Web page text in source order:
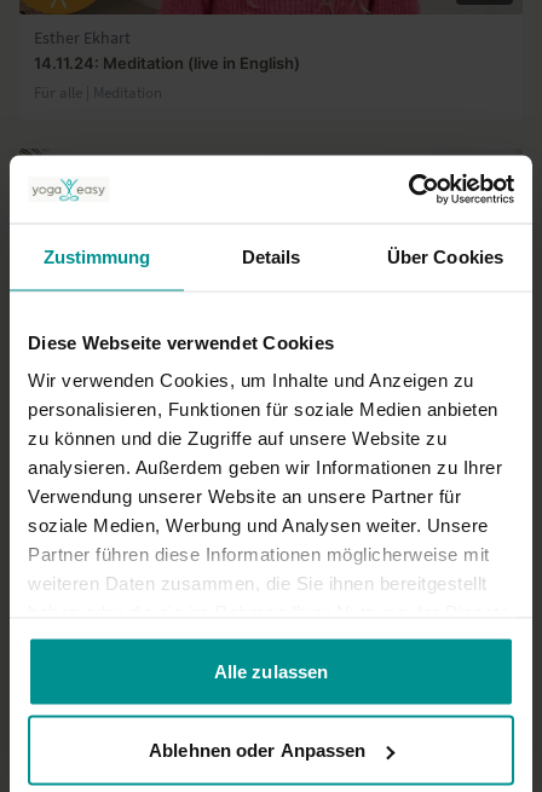
Zustimmung Details Über Cookies
Diese Webseite verwendet Cookies
Wir verwenden Cookies, um Inhalte und Anzeigen zu
personalisieren, Funktionen für soziale Medien anbieten
zu können und die Zugriffe auf unsere Website zu
analysieren. Außerdem geben wir Informationen zu Ihrer
Verwendung unserer Website an unsere Partner für
soziale Medien, Werbung und Analysen weiter. Unsere
Partner führen diese Informationen möglicherweise mit
weiteren Daten zusammen, die Sie ihnen bereitgestellt
gesammelt haben.
Alle zulassen
Ablehnen oder Anpassen
Esther Ekhart
14.11.24: Meditation (live in English)
Für alle | Meditation
20:10
Resting beyond the mind: A deep awareness meditation
All Levels | Meditation